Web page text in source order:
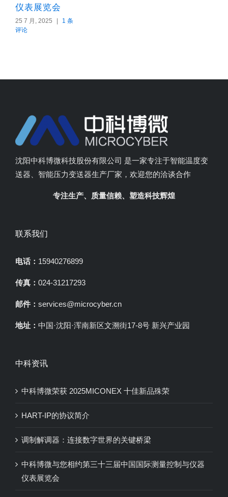
仪表展览会
25 7 月, 2025 |
1 条
评论
沈阳中科博微科技股份有限公司 是一家专注于智能温度变
送器、智能压力变送器生产厂家，欢迎您的洽谈合作
专注生产、质量信赖、塑造科技辉煌
联系我们
电话： 15940276899
传真： 024-31217293
邮件： services@microcyber.cn
地址： 中国·沈阳·浑南新区文溯街17-8号 新兴产业园
中科资讯
中科博微荣获 2025MICONEX 十佳新品殊荣
HART-IP的协议简介
调制解调器：连接数字世界的关键桥梁
中科博微与您相约第三十三届中国国际测量控制与仪器
仪表展览会